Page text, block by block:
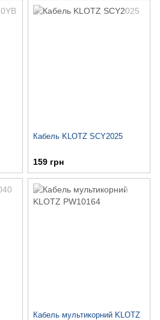
Кабель KLOTZ SCY2025
159 грн
Кабель мультикорний KLOTZ